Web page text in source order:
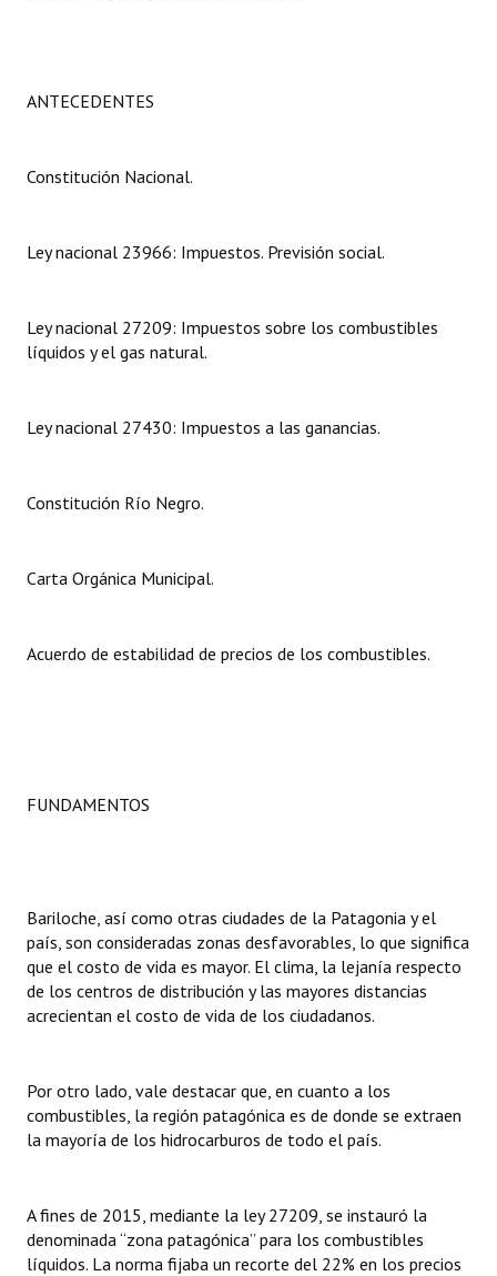
Reglamento Interno
Organigrama
Informes de Gestión
Actas de Sesión
Ejecución Presupuestaria
INSTITUCIONAL
Antiguos Pobladores
Noticias Destacadas
Datos Históricos
Premio al Mérito - Registro
Mujeres que Dejaron Huellas - Registro
ANTECEDENTES
Constitución Nacional.
Ley nacional 23966: Impuestos. Previsión social.
Ley nacional 27209: Impuestos sobre los combustibles
líquidos y el gas natural.
Ley nacional 27430: Impuestos a las ganancias.
Constitución Río Negro.
Carta Orgánica Municipal.
Acuerdo de estabilidad de precios de los combustibles.
FUNDAMENTOS
Bariloche, así como otras ciudades de la Patagonia y el
país, son consideradas zonas desfavorables, lo que significa
que el costo de vida es mayor. El clima, la lejanía respecto
de los centros de distribución y las mayores distancias
acrecientan el costo de vida de los ciudadanos.
Por otro lado, vale destacar que, en cuanto a los
combustibles, la región patagónica es de donde se extraen
la mayoría de los hidrocarburos de todo el país.
A fines de 2015, mediante la ley 27209, se instauró la
denominada “zona patagónica” para los combustibles
líquidos. La norma fijaba un recorte del 22% en los precios